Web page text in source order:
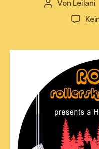
Beitragsautor
Von Leilani